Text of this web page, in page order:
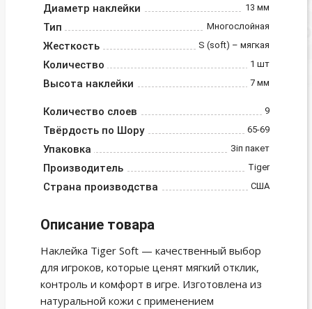
Диаметр наклейки 13 мм
Тип Многослойная
Жесткость S (soft) – мягкая
Количество 1 шт
Высота наклейки 7 мм
Количество слоев 9
Твёрдость по Шору 65-69
Упаковка Зіп пакет
Производитель Tiger
Страна производства США
Описание товара
Наклейка Tiger Soft — качественный выбор
для игроков, которые ценят мягкий отклик,
контроль и комфорт в игре. Изготовлена из
натуральной кожи с применением